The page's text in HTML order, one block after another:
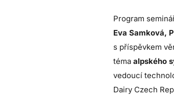
Program
Eva Samková,
s příspěvkem
téma alpského
vedoucí
Dairy Czech